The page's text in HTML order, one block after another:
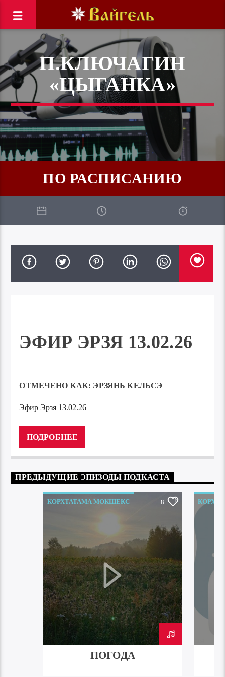
П.КЛЮЧАГИН
«ЦЫГАНКА»
ПО РАСПИСАНИЮ
ЭФИР ЭРЗЯ 13.02.26
ОТМЕЧЕНО КАК: ЭРЗЯНЬ КЕЛЬСЭ
Эфир Эрзя 13.02.26
ПОДРОБНЕЕ
ПРЕДЫДУЩИЕ ЭПИЗОДЫ ПОДКАСТА
КОРХТАТАМА МОКШЕКС 8
ПОГОДА